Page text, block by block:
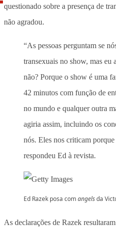
questionado sobre a presença de
não agradou.
“As pessoas perguntam se
transexuais no show, mas eu
não? Porque o show é uma
42 minutos com função de
no mundo e qualquer outra
agiria assim, incluindo os
nós. Eles nos criticam porque
respondeu Ed à revista.
Ed Razek posa comangelsda
As declarações de Razek